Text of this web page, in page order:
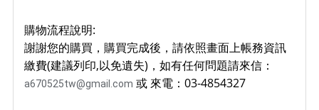
購物流程說明:
謝謝您的購買，購買完成後，請依照畫面上帳務資訊
繳費(建議列印,以免遺失)，如有任何問題請來信：
a670525tw@gmail.com 或 來電：03-4854327